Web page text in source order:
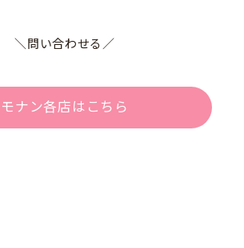
＼問い合わせる／
モナン各店はこちら